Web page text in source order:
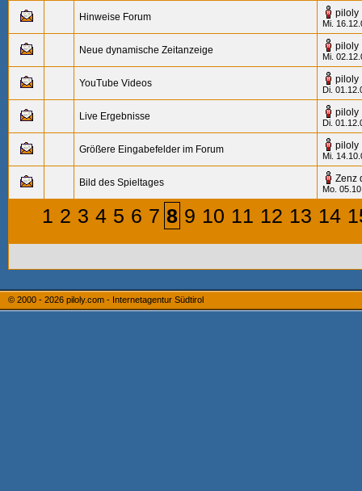
Hinweise Forum piloly
Mi.
Neue dynamische Zeitanzeige piloly
Mi.
YouTube Videos piloly
Di.
Live Ergebnisse piloly
Di.
Größere Eingabefelder im Forum piloly
Mi.
Bild des Spieltages Zenz
Mo.
1 2 3 4 5 6 7 8 9 10 11 12 13 14
© 2000 - 2026 piloly.com - Internetagentur Südtirol